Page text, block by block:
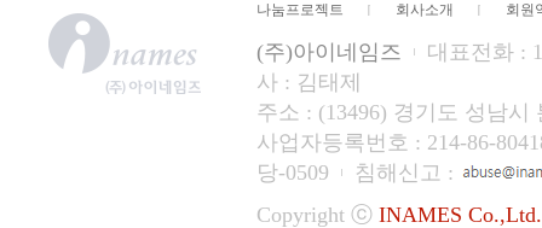
나눔프로젝트 회사소개 회원
(주)아이네임즈
대표전화 :
사 : 김태제
주소 : (13496) 경기도 성남
사업자등록번호 : 214-86-
당-0509
침해신고 :
Copyright ⓒ INAMES Co.,Ltd.